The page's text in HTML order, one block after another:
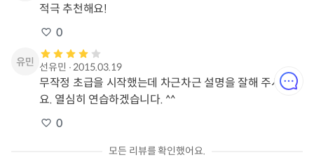
적극 추천해요!
0
선유민 ∙2015.03.19
무작정 초급을 시작했는데 차근차근 설명을 잘해 주시네
요. 열심히 연습하겠습니다. ^^
0
모든 리뷰를 확인했어요.